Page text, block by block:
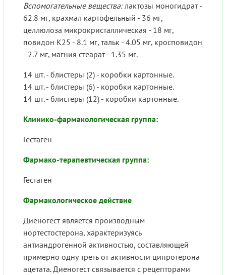
Вспомогательные вещества:лактозы моногидрат -
62.8 мг, крахмал картофельный - 36 мг,
целлюлоза микрокристаллическая - 18 мг,
повидон К25 - 8.1 мг, тальк - 4.05 мг, кросповидон
- 2.7 мг, магния стеарат - 1.35 мг.
14 шт. - блистеры (2) - коробки картонные.
14 шт. - блистеры (6) - коробки картонные.
14 шт. - блистеры (12) - коробки картонные.
Клинико-фармакологическая группа:
Гестаген
Фармако-терапевтическая группа:
Гестаген
Фармакологическое действие
Диеногест является производным
нортестостерона, характеризуясь
антиандрогенной активностью, составляющей
примерно одну треть от активности ципротерона
ацетата. Диеногест связывается с рецепторами